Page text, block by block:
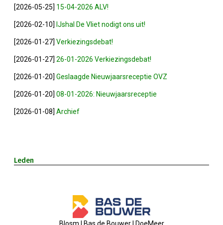
Winkeltijden Verruimd
Ontbijt Bij De Buren In Leiderdorp!
Geslaagde Ledendag!
2024-05-15 Bestuursvergadering
Mooi Bezoek Aan Mulder Shipyard
[2026-05-25] 15-04-2026 ALV!
[2026-02-10] IJshal De Vliet nodigt ons uit!
[2026-01-27] Verkiezingsdebat!
[2026-01-27] 26-01-2026 Verkiezingsdebat!
[2026-01-20] Geslaagde Nieuwjaarsreceptie OVZ
[2026-01-20] 08-01-2026: Nieuwjaarsreceptie
[2026-01-08] Archief
Leden